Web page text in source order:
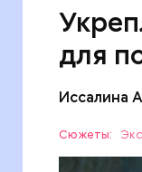
для
Иссалина
Сюжеты: